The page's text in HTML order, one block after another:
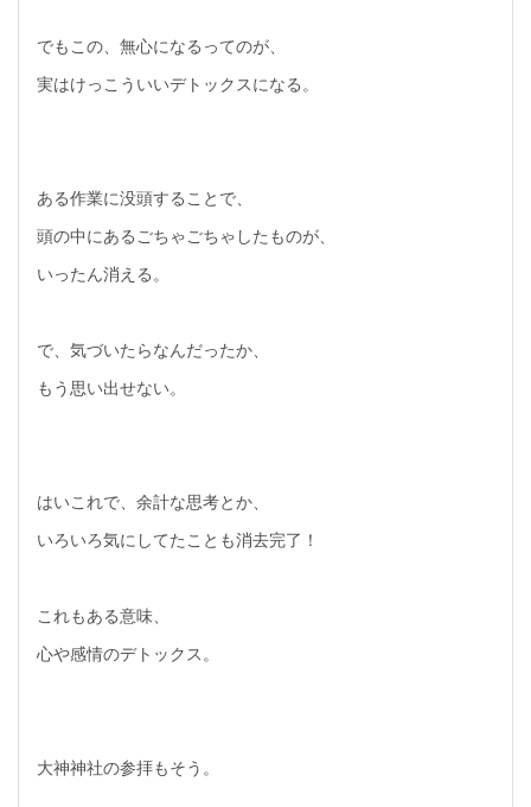
でもこの、無心になるってのが、
実はけっこういいデトックスになる。
ある作業に没頭することで、
頭の中にあるごちゃごちゃしたものが、
いったん消える。
で、気づいたらなんだったか、
もう思い出せない。
はいこれで、余計な思考とか、
いろいろ気にしてたことも消去完了！
これもある意味、
心や感情のデトックス。
大神神社の参拝もそう。